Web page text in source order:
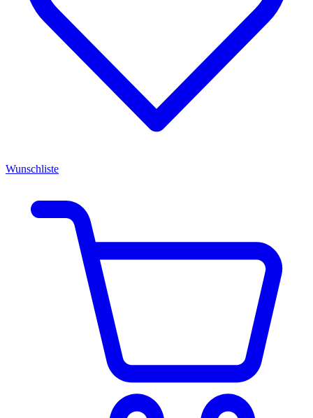
Wunschliste